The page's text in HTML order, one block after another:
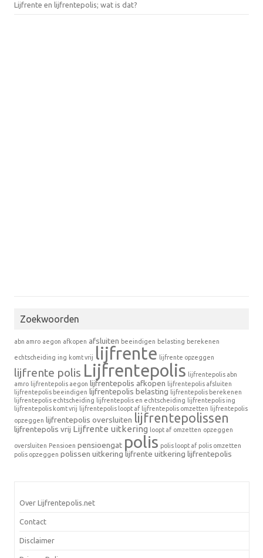
Lijfrente en lijfrentepolis; wat is dat?
Zoekwoorden
abn amro aegon afkopen afsluiten beeindigen belasting berekenen
echtscheiding ing komt vrij lijfrente lijfrente opzeggen
lijfrente polis Lijfrentepolis lijfrentepolis abn
amro lijfrentepolis aegon lijfrentepolis afkopen lijfrentepolis afsluiten
lijfrentepolis beeindigen lijfrentepolis belasting lijfrentepolis berekenen
lijfrentepolis echtscheiding lijfrentepolis en echtscheiding lijfrentepolis ing
lijfrentepolis komt vrij lijfrentepolis loopt af lijfrentepolis omzetten lijfrentepolis
opzeggen lijfrentepolis oversluiten lijfrentepolissen
lijfrentepolis vrij Lijfrente uitkering loopt af omzetten opzeggen
oversluiten Pensioen pensioengat polis polis loopt af polis omzetten
polis opzeggen polissen uitkering lijfrente uitkering lijfrentepolis
Over Lijfrentepolis.net
Contact
Disclaimer